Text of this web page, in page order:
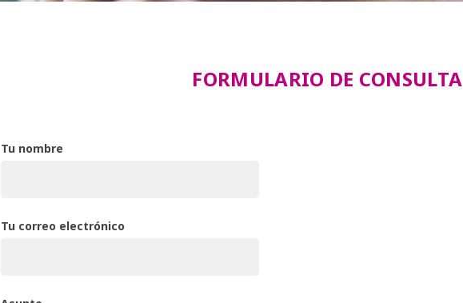
FORMULARIO DE CONSULTA
Tu nombre
Tu correo electrónico